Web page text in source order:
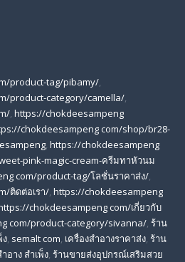
product-tag/pibamy/,
product-category/camella/,
, https://chokdeesampeng
chokdeesampeng com/shop/br28-
, https://chokdeesampeng
pink-magic-cream-ครีมทาหัวนม
com/product-tag/โลชั่นราคาส่ง/,
ติดต่อเรา/, https://chokdeesampeng
chokdeesampeng com/เกี่ยวกับ
com/product-category/sivanna/, ร้าน
ง, semalt com, เครื่องสำอางราคาส่ง, ร้าน
อาง สําเพ็ง, ร้านขายส่งอุปกรณ์เสริมสวย